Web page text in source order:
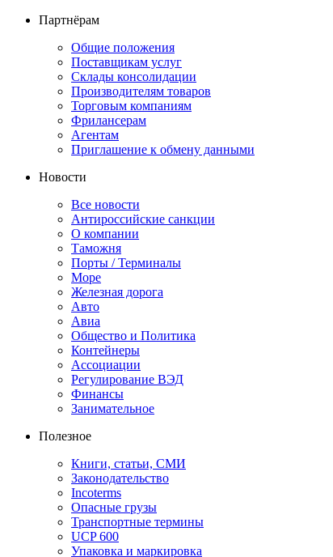
Партнёрам
Общие положения
Поставщикам услуг
Склады консолидации
Производителям товаров
Торговым компаниям
Фрилансерам
Агентам
Приглашение к обмену данными
Новости
Все новости
Антироссийские санкции
О компании
Таможня
Порты / Терминалы
Море
Железная дорога
Авто
Авиа
Общество и Политика
Контейнеры
Ассоциации
Регулирование ВЭД
Финансы
Занимательное
Полезное
Книги, статьи, СМИ
Законодательство
Incoterms
Опасные грузы
Транспортные термины
UCP 600
Упаковка и маркировка